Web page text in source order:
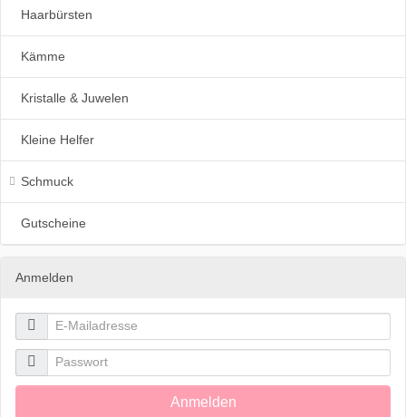
Haarbürsten
Kämme
Kristalle & Juwelen
Kleine Helfer
Schmuck
Gutscheine
Anmelden
 E-Mailadresse
 Passwort
Anmelden